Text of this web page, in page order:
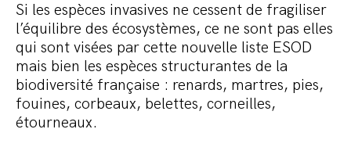
Si les espèces invasives ne cessent de fragiliser
l’équilibre des écosystèmes, ce ne sont pas elles
qui sont visées par cette nouvelle liste ESOD
mais bien les espèces structurantes de la
biodiversité française : renards, martres, pies,
fouines, corbeaux, belettes, corneilles,
étourneaux.